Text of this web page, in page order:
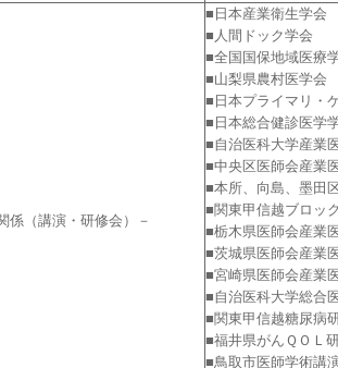
係（講演・研修会）－
■日本産業衛生学会
■人間ドック学会
■全国国保地域医療
■山梨県農村医学会
■日本プライマリ・
■日本総合健診医学
■自治医科大学産業
■中央区医師会産業
■本所、向島、墨田
■関東甲信越ブロッ
■栃木県医師会産業
■茨城県医師会産業
■宮崎県医師会産業
■自治医科大学総合
■関東甲信越糖尿病
■福井県がんＱＯＬ
■鳥取市医師学術講